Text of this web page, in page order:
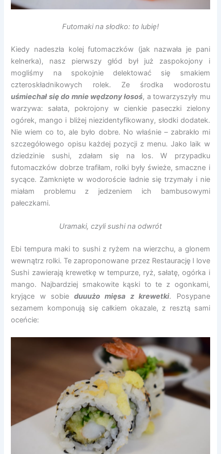
Futomaki na słodko: to lubię!
Kiedy nadeszła kolej futomaczków (jak nazwała je pani
kelnerka), nasz pierwszy głód był już zaspokojony i
mogliśmy na spokojnie delektować się smakiem
czteroskładnikowych rolek. Ze środka wodorostu
uśmiechał się do mnie wędzony łosoś, a towarzyszyły mu
warzywa: sałata, pokrojony w cienkie paseczki zielony
ogórek, mango i bliżej niezidentyfikowany, słodki dodatek.
Nie wiem co to, ale było dobre. No właśnie – zabrakło mi
szczegółowego opisu każdej pozycji z menu. Jako laik w
dziedzinie sushi, zdałam się na los. W przypadku
futomaczków dobrze trafiłam, rolki były świeże, smaczne i
sycące. Zamknięte w wodoroście ładnie się trzymały i nie
miałam problemu z jedzeniem ich bambusowymi
pałeczkami.
Uramaki, czyli sushi na odwrót
Ebi tempura maki to sushi z ryżem na wierzchu, a glonem
wewnątrz rolki. Te zaproponowane przez Restaurację I love
Sushi zawierają krewetkę w tempurze, ryż, sałatę, ogórka i
mango. Najbardziej smakowite kąski to te z ogonkami,
kryjące w sobie duuużo mięsa z krewetki. Posypane
sezamem komponują się całkiem okazale, z resztą sami
oceńcie: